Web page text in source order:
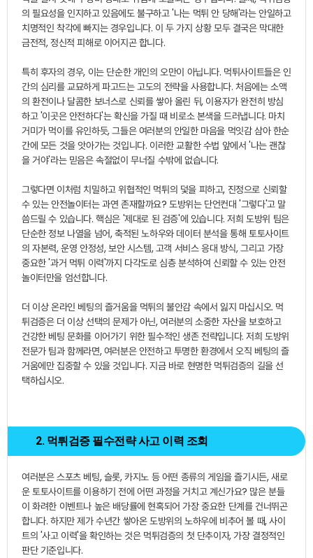
의 필요성을 인지하고 있음에도 불구하고 '나는 먹튀 안 당해'라는 안일하고
치명적인 착각에 빠지는 경우입니다. 이 두 가지 상황 모두 결국은 막대한
금전적, 정신적 피해로 이어지곤 합니다.
특히 후자의 경우, 이는 단순한 개인의 오만이 아닙니다. 먹튀사이트들은 인
간의 심리를 교묘하게 파고드는 고도의 전략을 사용합니다. 처음에는 소액
의 환전이나 달콤한 보너스로 신뢰를 쌓아 올린 뒤, 이용자가 완전히 방심
하고 '이곳은 안전하다'는 확신을 가질 때 비로소 본색을 드러냅니다. 마치
거미가 먹이를 유인하듯, 그들은 여러분의 안일한 마음을 먹잇감 삼아 한순
간에 모든 것을 앗아가는 것입니다. 이러한 교활한 수법 앞에서 '나는 괜찮
을 거야'라는 믿음은 속절없이 무너질 수밖에 없습니다.
그렇다면 이처럼 치밀하고 위협적인 먹튀의 덫을 피하고, 진정으로 신뢰할
수 있는 안전놀이터는 과연 존재할까요? 도방위는 단언컨대 '그렇다'고 말
씀드릴 수 있습니다. 핵심은 '제대로 된 검증'에 있습니다. 저희 도방위 팀은
단순한 정보 나열을 넘어, 축적된 노하우와 데이터 분석을 통해 토토사이트
의 자본력, 운영 안정성, 보안 시스템, 고객 서비스 응대 방식, 그리고 가장
중요한 '과거 먹튀 이력'까지 다각도로 심층 분석하여 신뢰할 수 있는 안전
놀이터만을 엄선합니다.
더 이상 온라인 베팅의 즐거움을 먹튀의 불안감 속에서 잃지 마십시오. 먹
튀검증은 더 이상 선택의 문제가 아닌, 여러분의 소중한 자산을 보호하고
건강한 베팅 문화를 이어가기 위한 필수적인 생존 전략입니다. 저희 도방위
전문가 팀과 함께라면, 여러분은 안전하고 투명한 환경에서 오직 베팅의 즐
거움에만 집중할 수 있을 것입니다. 지금 바로 현명한 먹튀검증의 길을 선
택하십시오.
2. 먹튀검증 필수전략 사고 이력 조회
여러분은 스포츠 베팅, 슬롯, 카지노 등 어떤 종류의 게임을 즐기시든, 새로
운 토토사이트를 이용하기 전에 어떤 과정을 거치고 계신가요? 많은 분들
이 화려한 이벤트나 높은 배당률에 현혹되어 가장 중요한 단계를 건너뛰곤
합니다. 하지만 제가 수년간 쌓아온 도방위의 노하우에 비추어 볼 때, 사이
트의 '사고 이력'을 확인하는 것은 먹튀검증의 첫 단추이자, 가장 결정적인
판단 기준입니다.